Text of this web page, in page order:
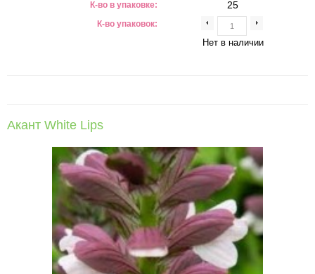
К-во в упаковке:
К-во упаковок:
25
Нет в наличии
Акант White Lips